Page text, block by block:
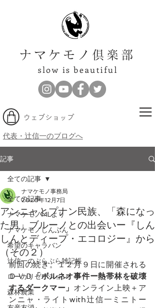
ナマケモノ倶楽部
slow is beautiful
​ウェブショップ
代表・辻信一のブログへ
記事
全ての記事
ナマケモノMLより
ナマケモノしんぶん
希望のキャラバン
辻信一のぶらぶら雑記帳
ローカリゼーション
森林農業
全ての記事
アンニャとプナン民族、「森になっ
た男」ブルーノとの出会いー『しん
しんとディープ・エコロジー』から
（その２）
ナマケモノ事務局
2020年12月7日
前回の続き。１２月９日に開催される
ＤＶＤ 「ボルネオ事件ー熱帯林を破壊
するダークマー」 オンライン上映＋ア
ンニャ・ライトwith辻信一ミニトー